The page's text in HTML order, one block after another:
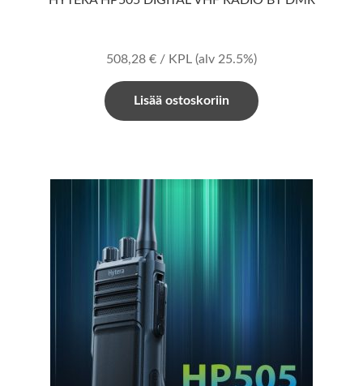
508,28 € / KPL (alv 25.5%)
Lisää ostoskoriin